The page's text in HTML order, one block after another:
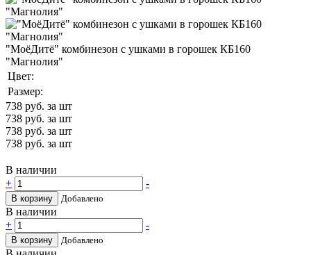
"МоёДитё" комбинезон с ушками в горошек КБ160
"Магнолия"
Цвет:
Размер:
738 руб. за шт
738 руб. за шт
738 руб. за шт
738 руб. за шт
В наличии
+
-
В корзину Добавлено
В наличии
+
-
В корзину Добавлено